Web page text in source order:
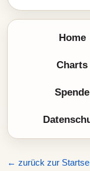
Home
Charts
Spende
← zurück zur